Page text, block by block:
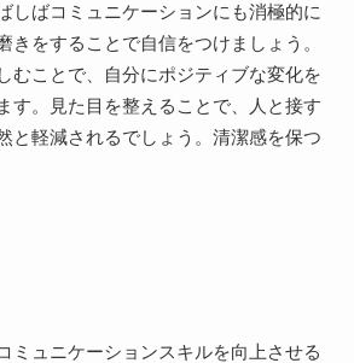
しばコミュニケーションにも消極的に
きをすることで自信をつけましょう。
むことで、自分にポジティブな変化を
す。見た目を整えることで、人と接す
と軽減されるでしょう。清潔感を保つ
ミュニケーションスキルを向上させる